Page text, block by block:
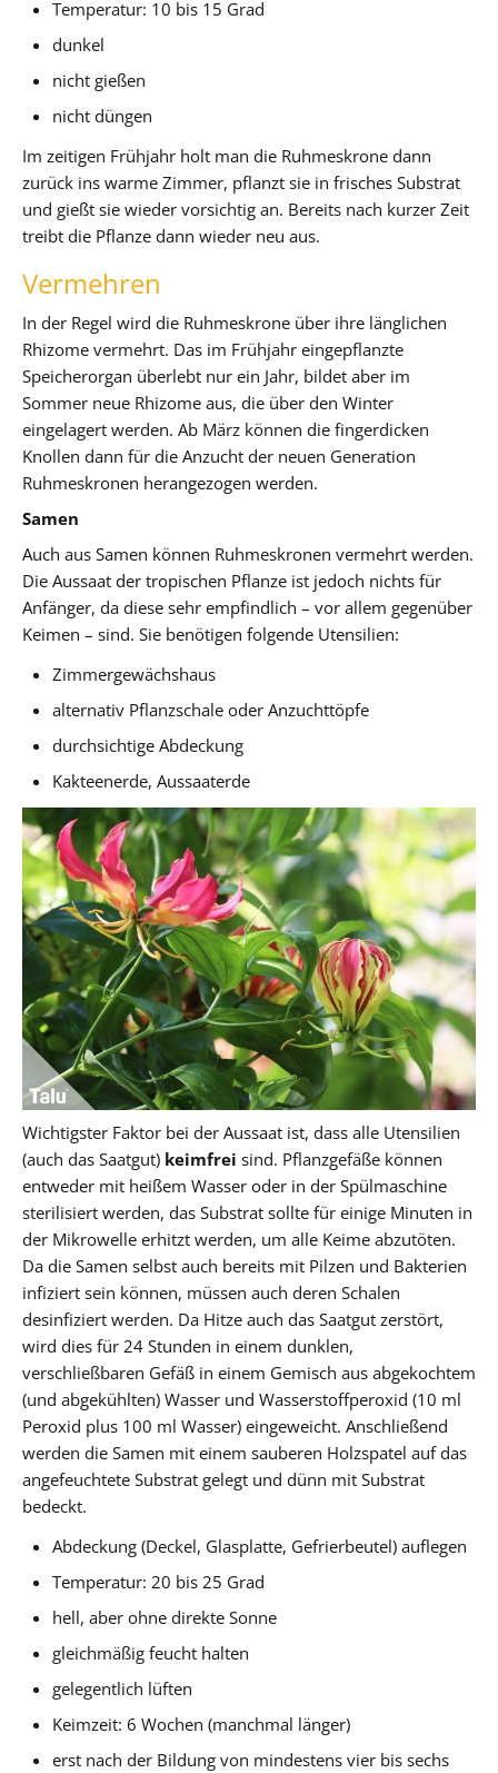
Temperatur: 10 bis 15 Grad
dunkel
nicht gießen
nicht düngen
Im zeitigen Frühjahr holt man die Ruhmeskrone dann
zurück ins warme Zimmer, pflanzt sie in frisches Substrat
und gießt sie wieder vorsichtig an. Bereits nach kurzer Zeit
treibt die Pflanze dann wieder neu aus.
Vermehren
In der Regel wird die Ruhmeskrone über ihre länglichen
Rhizome vermehrt. Das im Frühjahr eingepflanzte
Speicherorgan überlebt nur ein Jahr, bildet aber im
Sommer neue Rhizome aus, die über den Winter
eingelagert werden. Ab März können die fingerdicken
Knollen dann für die Anzucht der neuen Generation
Ruhmeskronen herangezogen werden.
Samen
Auch aus Samen können Ruhmeskronen vermehrt werden.
Die Aussaat der tropischen Pflanze ist jedoch nichts für
Anfänger, da diese sehr empfindlich – vor allem gegenüber
Keimen – sind. Sie benötigen folgende Utensilien:
Zimmergewächshaus
alternativ Pflanzschale oder Anzuchttöpfe
durchsichtige Abdeckung
Kakteenerde, Aussaaterde
Wichtigster Faktor bei der Aussaat ist, dass alle Utensilien
(auch das Saatgut) keimfrei sind. Pflanzgefäße können
entweder mit heißem Wasser oder in der Spülmaschine
sterilisiert werden, das Substrat sollte für einige Minuten in
der Mikrowelle erhitzt werden, um alle Keime abzutöten.
Da die Samen selbst auch bereits mit Pilzen und Bakterien
infiziert sein können, müssen auch deren Schalen
desinfiziert werden. Da Hitze auch das Saatgut zerstört,
wird dies für 24 Stunden in einem dunklen,
verschließbaren Gefäß in einem Gemisch aus abgekochtem
(und abgekühlten) Wasser und Wasserstoffperoxid (10 ml
Peroxid plus 100 ml Wasser) eingeweicht. Anschließend
werden die Samen mit einem sauberen Holzspatel auf das
angefeuchtete Substrat gelegt und dünn mit Substrat
bedeckt.
Abdeckung (Deckel, Glasplatte, Gefrierbeutel) auflegen
Temperatur: 20 bis 25 Grad
hell, aber ohne direkte Sonne
gleichmäßig feucht halten
gelegentlich lüften
Keimzeit: 6 Wochen (manchmal länger)
erst nach der Bildung von mindestens vier bis sechs